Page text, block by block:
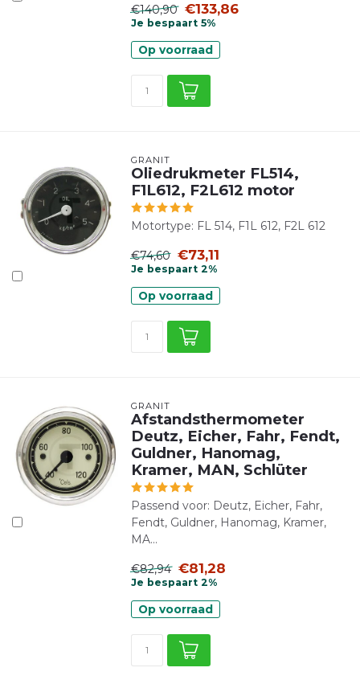
€140,90 €133,86
Je bespaart 5%
Op voorraad
GRANIT
Oliedrukmeter FL514,
F1L612, F2L612 motor
Motortype: FL 514, F1L 612, F2L 612
€74,60 €73,11
Je bespaart 2%
Op voorraad
GRANIT
Afstandsthermometer
Deutz, Eicher, Fahr, Fendt,
Guldner, Hanomag,
Kramer, MAN, Schlüter
Passend voor: Deutz, Eicher, Fahr,
Fendt, Guldner, Hanomag, Kramer,
MA...
€82,94 €81,28
Je bespaart 2%
Op voorraad